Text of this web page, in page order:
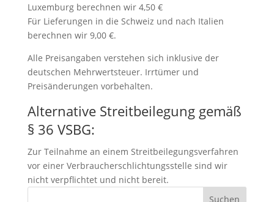
Luxemburg berechnen wir 4,50 €
Für Lieferungen in die Schweiz und nach Italien
berechnen wir 9,00 €.
Alle Preisangaben verstehen sich inklusive der
deutschen Mehrwertsteuer. Irrtümer und
Preisänderungen vorbehalten.
Alternative Streitbeilegung gemäß
§ 36 VSBG:
Zur Teilnahme an einem Streitbeilegungsverfahren
vor einer Verbraucherschlichtungsstelle sind wir
nicht verpflichtet und nicht bereit.